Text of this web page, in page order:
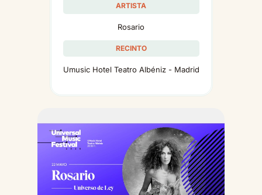
ARTISTA
Rosario
RECINTO
Umusic Hotel Teatro Albéniz - Madrid